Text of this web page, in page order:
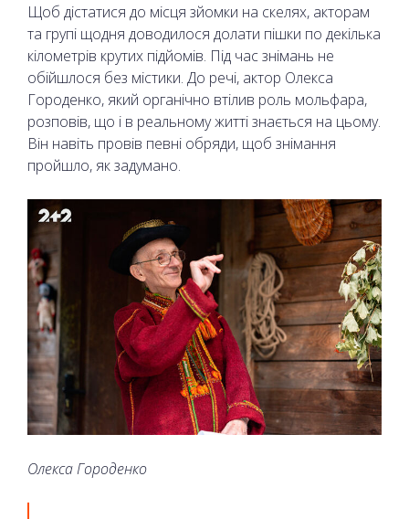
Щоб дістатися до місця зйомки на скелях, акторам
та групі щодня доводилося долати пішки по декілька
кілометрів крутих підйомів. Під час знімань не
обійшлося без містики. До речі, актор Олекса
Городенко, який органічно втілив роль мольфара,
розповів, що і в реальному житті знається на цьому.
Він навіть провів певні обряди, щоб знімання
пройшло, як задумано.
Олекса Городенко